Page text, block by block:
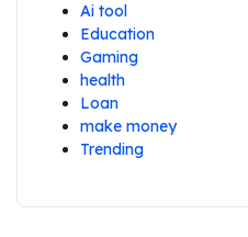
Ai tool
Education
Gaming
health
Loan
make money
Trending